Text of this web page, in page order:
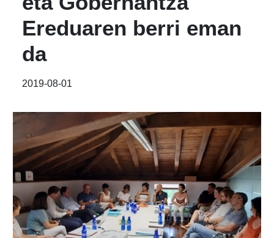
Ereduaren berri eman
da
2019-08-01